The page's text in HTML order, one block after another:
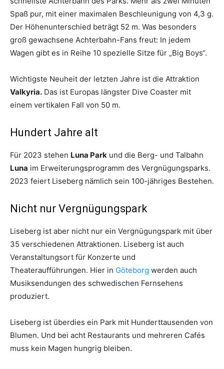
Spaß pur, mit einer maximalen Beschleunigung von 4,3 g.
Der Höhenunterschied beträgt 52 m. Was besonders
groß gewachsene Achterbahn-Fans freut: In jedem
Wagen gibt es in Reihe 10 spezielle Sitze für „Big Boys“.
Wichtigste Neuheit der letzten Jahre ist die Attraktion
Valkyria. Das ist Europas längster Dive Coaster mit
einem vertikalen Fall von 50 m.
Hundert Jahre alt
Für 2023 stehen Luna Park und die Berg- und Talbahn
Luna im Erweiterungsprogramm des Vergnügungsparks.
2023 feiert Liseberg nämlich sein 100-jähriges Bestehen.
Nicht nur Vergnügungspark
Liseberg ist aber nicht nur ein Vergnügungspark mit über
35 verschiedenen Attraktionen. Liseberg ist auch
Veranstaltungsort für Konzerte und
Theateraufführungen. Hier in Göteborg werden auch
Musiksendungen des schwedischen Fernsehens
produziert.
Liseberg ist überdies ein Park mit Hunderttausenden von
Blumen. Und bei acht Restaurants und mehreren Cafés
muss kein Magen hungrig bleiben.